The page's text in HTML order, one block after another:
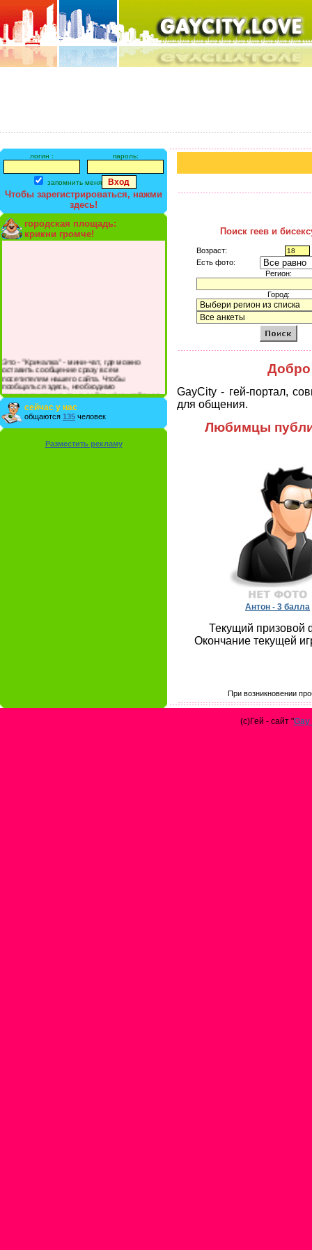
логин : пароль:
запомнить меня
Чтобы зарегистрироваться, нажми
здесь!
городская площадь:
крикни громче!
Это - "Кричалка" - мини-чат, где можно
оставить сообщение сразу всем
посетителям нашего сайта. Чтобы
пообщаться здесь, необходимо
зарегистрироваться на сайте и/или войти со
своими логином и паролем.
сейчас у нас
общаются 135 человек
Разместить рекламу
Поиск геев и
Возраст:
Есть фото:
Регион:
Город:
Добро
GayCity - гей-портал,
для общения.
Любимцы
Антон - 3 балла
Текущий призовой
Окончание текущей
При возникновении
(с)Гей - сайт "Gay